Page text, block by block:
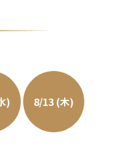
) 8/13 (木)